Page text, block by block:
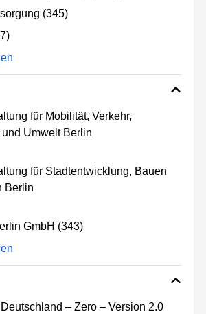
(345)
für Mobilität, Verkehr,
Umwelt Berlin
für Stadtentwicklung, Bauen
Berlin
GmbH (343)
– Zero – Version 2.0